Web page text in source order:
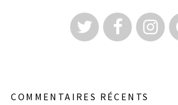
COMMENTAIRES RÉCENTS